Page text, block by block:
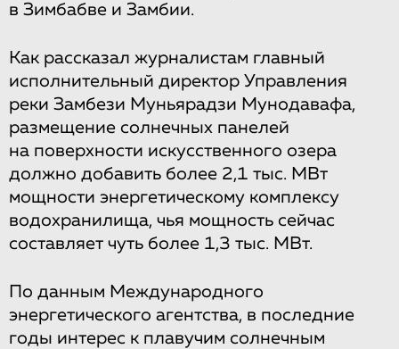
в Зимбабве и Замбии.
Как рассказал журналистам главный
исполнительный директор Управления
реки Замбези Муньярадзи Мунодавафа,
размещение солнечных панелей
на поверхности искусственного озера
должно добавить более 2,1 тыс. МВт
мощности энергетическому комплексу
водохранилища, чья мощность сейчас
составляет чуть более 1,3 тыс. МВт.
По данным Международного
энергетического агентства, в последние
годы интерес к плавучим солнечным